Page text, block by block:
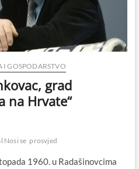
I GOSPODARSTVO
grad
na Hrvate“
Nosi se prosvjed
1960. u Radašinovcima